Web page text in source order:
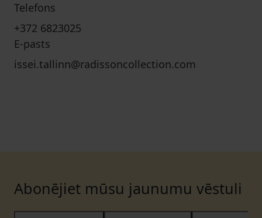
Telefons
+372 6823025
E-pasts
issei.tallinn@radissoncollection.com
Abonējiet mūsu jaunumu vēstuli